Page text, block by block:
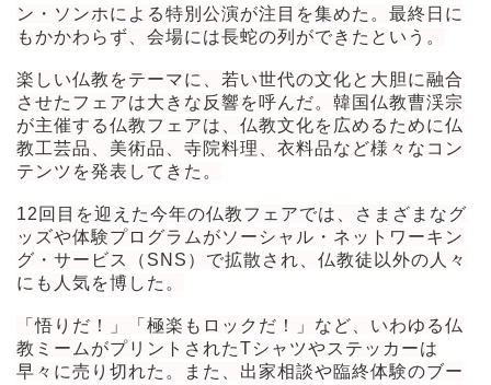
ン・ソンホによる特別公演が注目を集めた。最終日に
もかかわらず、会場には長蛇の列ができたという。
楽しい仏教をテーマに、若い世代の文化と大胆に融合
させたフェアは大きな反響を呼んだ。韓国仏教曹渓宗
が主催する仏教フェアは、仏教文化を広めるために仏
教工芸品、美術品、寺院料理、衣料品など様々なコン
テンツを発表してきた。
12回目を迎えた今年の仏教フェアでは、さまざまなグ
ッズや体験プログラムがソーシャル・ネットワーキン
グ・サービス（SNS）で拡散され、仏教徒以外の人々
にも人気を博した。
「悟りだ！」「極楽もロックだ！」など、いわゆる仏
教ミームがプリントされたTシャツやステッカーは
早々に売り切れた。また、出家相談や臨終体験のブー